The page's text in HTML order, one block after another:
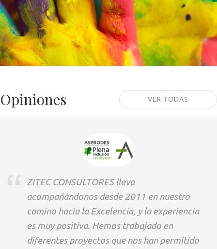
Opiniones VER TODAS
ZITEC CONSULTORES lleva
acompañándonos desde 2011 en nuestro
camino hacia la Excelencia, y la experiencia
es muy positiva. Hemos trabajado en
diferentes proyectos que nos han permitido